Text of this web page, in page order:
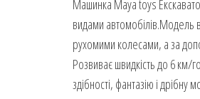
Машинка Maya toys
видами автомобілів.Модель
рухомими колесами, а за
Розвиває швидкість до 6 км/
здібності, фантазію і